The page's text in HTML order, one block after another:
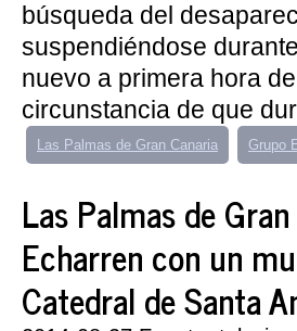
búsqueda del
suspendiéndose
nuevo a primera hora
circunstancia de que
Las Palmas de Gran Canaria Grupo
Las Palmas de
Echarren con un
Catedral de Santa